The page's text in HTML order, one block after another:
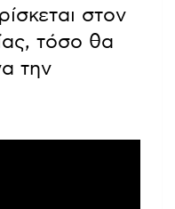
στον
τόσο θα
την